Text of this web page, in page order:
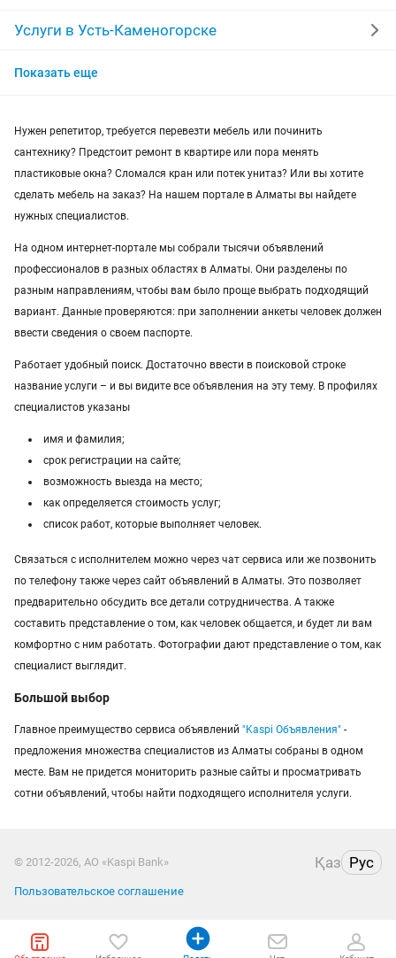
ремонт стиральных машин диван
грузоперевозки газель
прихожая двери сборка мебели ремонт
Услуги в Усть-Каменогорске
Услуги в Актобе
Услуги в Павлодаре
Услуги в Уральске
Услуги в Казахстане
Показать еще
Нужен репетитор, требуется перевезти мебель или починить
сантехнику? Предстоит ремонт в квартире или пора менять
пластиковые окна? Сломался кран или потек унитаз? Или вы хотите
сделать мебель на заказ? На нашем портале в Алматы вы найдете
нужных специалистов.
На одном интернет-портале мы собрали тысячи объявлений
профессионалов в разных областях в Алматы. Они разделены по
разным направлениям, чтобы вам было проще выбрать подходящий
вариант. Данные проверяются: при заполнении анкеты человек должен
ввести сведения о своем паспорте.
Работает удобный поиск. Достаточно ввести в поисковой строке
название услуги – и вы видите все объявления на эту тему. В профилях
специалистов указаны
имя и фамилия;
срок регистрации на сайте;
возможность выезда на место;
как определяется стоимость услуг;
список работ, которые выполняет человек.
Связаться с исполнителем можно через чат сервиса или же позвонить
по телефону также через сайт объявлений в Алматы. Это позволяет
предварительно обсудить все детали сотрудничества. А также
составить представление о том, как человек общается, и будет ли вам
комфортно с ним работать. Фотографии дают представление о том, как
специалист выглядит.
Большой выбор
Главное преимущество сервиса объявлений "Kaspi Объявления" -
предложения множества специалистов из Алматы собраны в одном
месте. Вам не придется мониторить разные сайты и просматривать
сотни объявлений, чтобы найти подходящего исполнителя услуги.
© 2012-2026, АО «Kaspi Bank» Қаз Рус
Пользовательское соглашение